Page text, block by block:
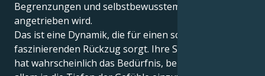
Begrenzungen und selbstbewusstem Handeln
angetrieben wird.
Das ist eine Dynamik, die für einen schönen,
faszinierenden Rückzug sorgt. Ihre Skorpion-Sonne
hat wahrscheinlich das Bedürfnis, bei so gut wie